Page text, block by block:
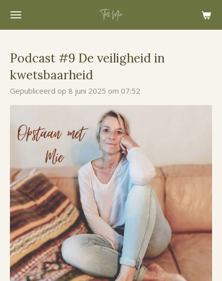
Ga
hoofdinhoud
Podcast #9 De veiligheid in
kwetsbaarheid
Gepubliceerd op 8 juni 2025 om 07:52